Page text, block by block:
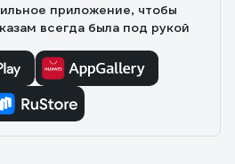
приложение, чтобы
всегда была под рукой